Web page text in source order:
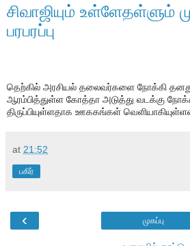
சிவாஜியும் உள்ளேதள்ளும்
பரபரப்பு
தெற்கில் அரசியல் தலைவர்களை நோக்கி
ஆரம்பித்துள்ள கோத்தா அடுத்து வடக்கு
திருப்பியுள்ளதாக ஊககங்கள்
at 21:52
பகிர்
‹ முகப்பு